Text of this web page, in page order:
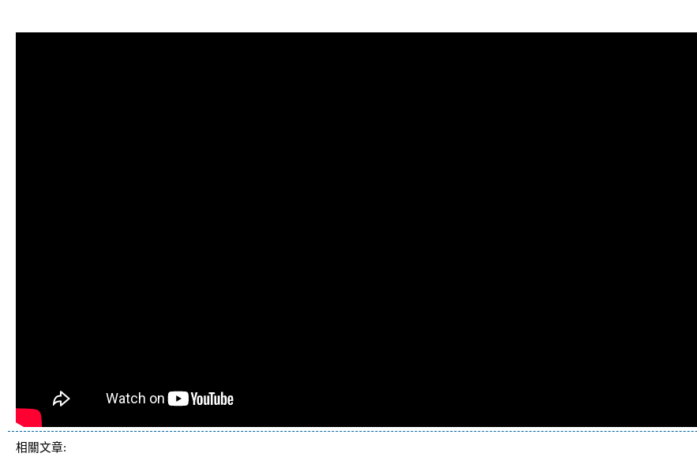
相關文章: